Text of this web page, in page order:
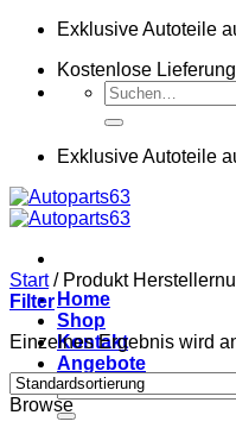
Zum
springen
Exklusive Autoteile
Kostenlose
Suchen
nach:
Exklusive Autoteile
Home
Shop
Kontakt
Angebote
Suchen
nach:
Start /Produkt
Filter
Einzelnes Ergebnis wird
Browse